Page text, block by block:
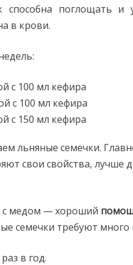
поглощать и
в крови.
с 100 мл кефира
с 100 мл кефира
с 150 мл кефира
льняные семечки.
свои свойства, лучше
с медом — хороший
семечки требуют много
в год.